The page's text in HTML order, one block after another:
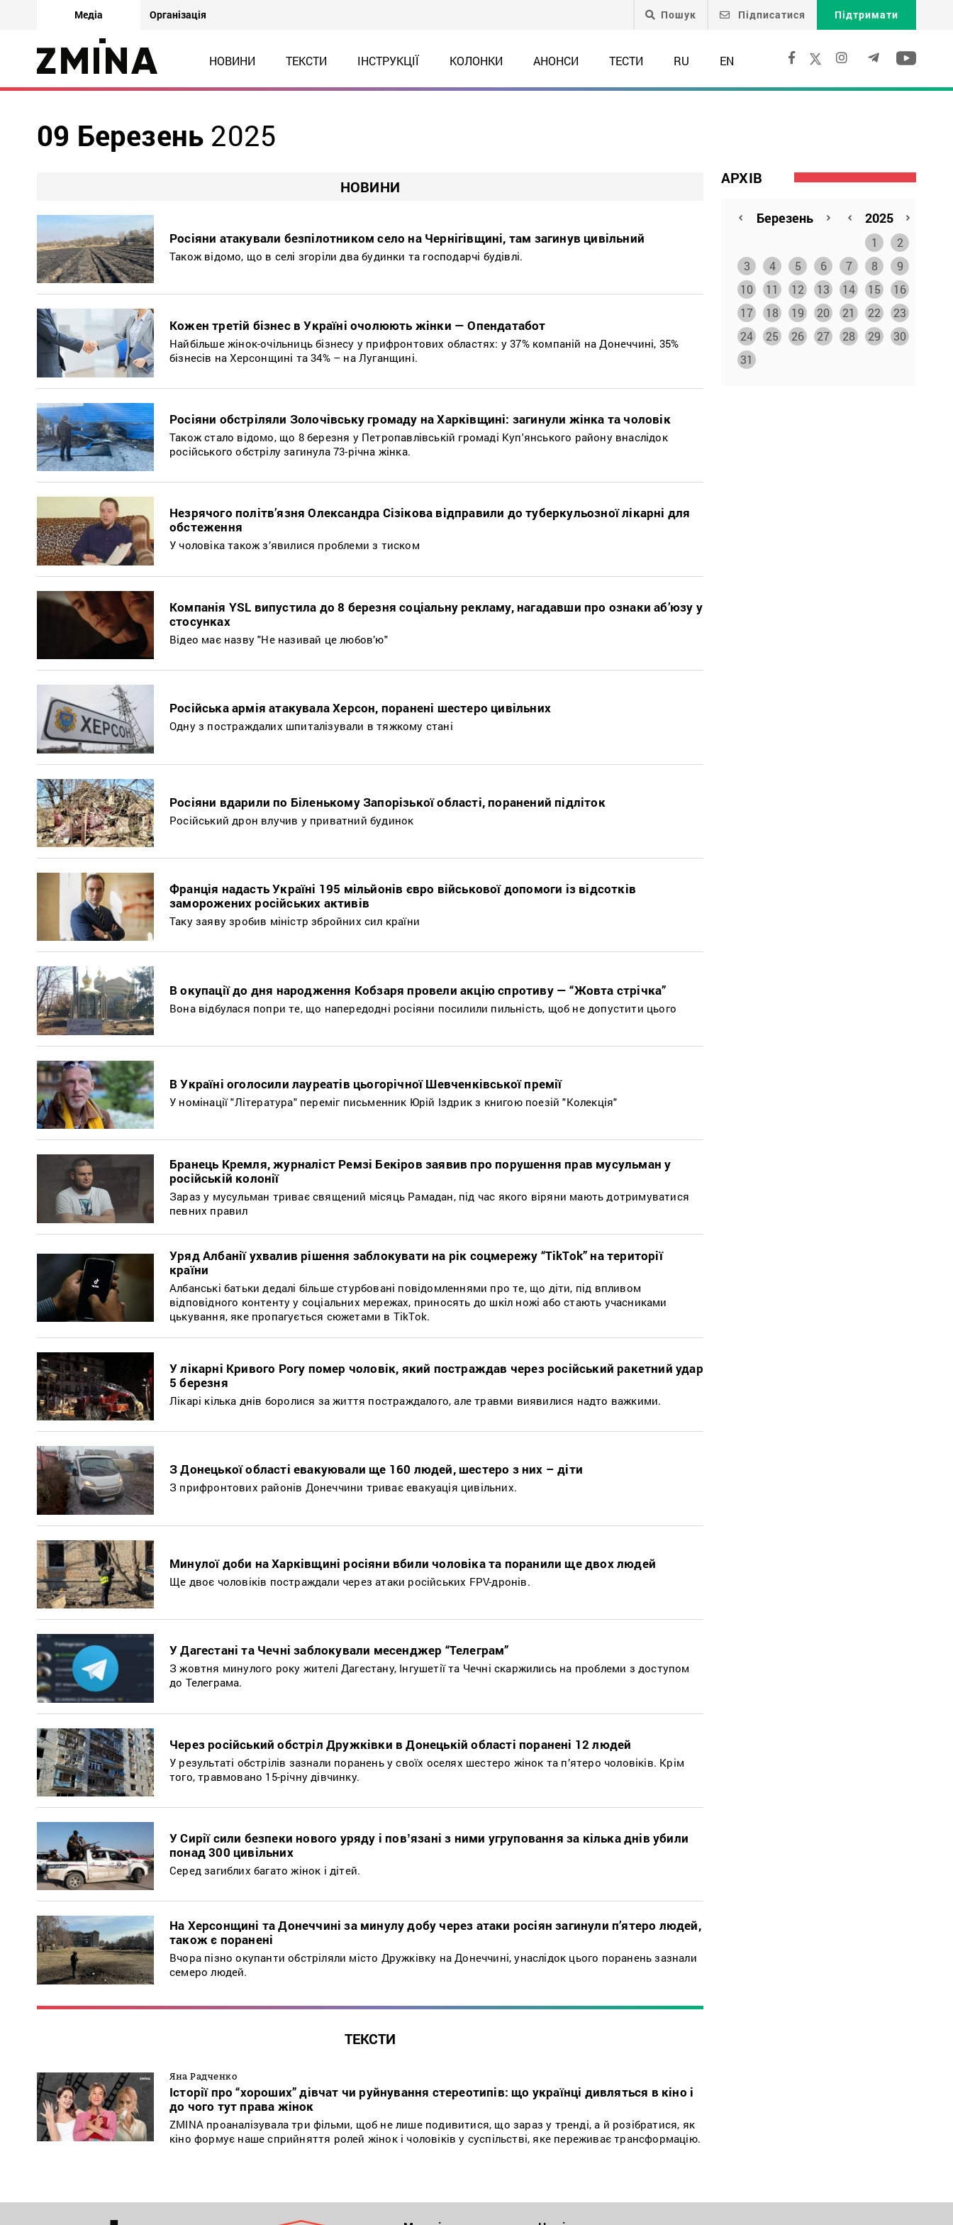
Медіа Організація Пошук Підписатися Підтримати
НОВИНИ ТЕКСТИ ІНСТРУКЦІЇ КОЛОНКИ АНОНСИ ТЕСТИ RU EN
09 Березень 2025
НОВИНИ
Росіяни атакували безпілотником село на Чернігівщині, там загинув цивільний
Також відомо, що в селі згоріли два будинки та господарчі будівлі.
Кожен третій бізнес в Україні очолюють жінки — Опендатабот
Найбільше жінок-очільниць бізнесу у прифронтових областях: у 37% компаній на Донеччині, 35%
бізнесів на Херсонщині та 34% – на Луганщині.
Росіяни обстріляли Золочівську громаду на Харківщині: загинули жінка та чоловік
Також стало відомо, що 8 березня у Петропавлівській громаді Куп'янського району внаслідок
російського обстрілу загинула 73-річна жінка.
Незрячого політв’язня Олександра Сізікова відправили до туберкульозної лікарні для
обстеження
У чоловіка також з’явилися проблеми з тиском
Компанія YSL випустила до 8 березня соціальну рекламу, нагадавши про ознаки аб’юзу у
стосунках
Відео має назву "Не називай це любов’ю"
Російська армія атакувала Херсон, поранені шестеро цивільних
Одну з постраждалих шпиталізували в тяжкому стані
Росіяни вдарили по Біленькому Запорізької області, поранений підліток
Російський дрон влучив у приватний будинок
Франція надасть Україні 195 мільйонів євро військової допомоги із відсотків
заморожених російських активів
Таку заяву зробив міністр збройних сил країни
В окупації до дня народження Кобзаря провели акцію спротиву — “Жовта стрічка”
Вона відбулася попри те, що напередодні росіяни посилили пильність, щоб не допустити цього
В Україні оголосили лауреатів цьогорічної Шевченківської премії
У номінації "Література" переміг письменник Юрій Іздрик з книгою поезій "Колекція"
Бранець Кремля, журналіст Ремзі Бекіров заявив про порушення прав мусульман у
російській колонії
Зараз у мусульман триває священий місяць Рамадан, під час якого віряни мають дотримуватися
певних правил
Уряд Албанії ухвалив рішення заблокувати на рік соцмережу “TikTok” на території
країни
Албанські батьки дедалі більше стурбовані повідомленнями про те, що діти, під впливом
відповідного контенту у соціальних мережах, приносять до шкіл ножі або стають учасниками
цькування, яке пропагується сюжетами в TikTok.
У лікарні Кривого Рогу помер чоловік, який постраждав через російський ракетний удар
5 березня
Лікарі кілька днів боролися за життя постраждалого, але травми виявилися надто важкими.
З Донецької області евакуювали ще 160 людей, шестеро з них – діти
З прифронтових районів Донеччини триває евакуація цивільних.
Минулої доби на Харківщині росіяни вбили чоловіка та поранили ще двох людей
Ще двоє чоловіків постраждали через атаки російських FPV-дронів.
У Дагестані та Чечні заблокували месенджер “Телеграм”
З жовтня минулого року жителі Дагестану, Інгушетії та Чечні скаржились на проблеми з доступом
до Телеграма.
Через російський обстріл Дружківки в Донецькій області поранені 12 людей
У результаті обстрілів зазнали поранень у своїх оселях шестеро жінок та п’ятеро чоловіків. Крім
того, травмовано 15-річну дівчинку.
У Сирії сили безпеки нового уряду і повʼязані з ними угруповання за кілька днів убили
понад 300 цивільних
Серед загиблих багато жінок і дітей.
На Херсонщині та Донеччині за минулу добу через атаки росіян загинули п’ятеро людей,
також є поранені
Вчора пізно окупанти обстріляли місто Дружківку на Донеччині, унаслідок цього поранень зазнали
семеро людей.
ТЕКСТИ
Яна Радченко
Історії про “хороших” дівчат чи руйнування стереотипів: що українці дивляться в кіно і
до чого тут права жінок
ZMINA проаналізувала три фільми, щоб не лише подивитися, що зараз у тренді, а й розібратися, як
кіно формує наше сприйняття ролей жінок і чоловіків у суспільстві, яке переживає трансформацію.
АРХІВ
1
2
3
4 5 6 7 8
9
10
11 12 13 14 15
16
17
18 19 20 21 22
23
24
25 26 27 28 29
30
31